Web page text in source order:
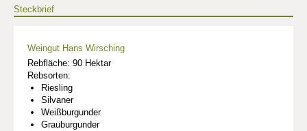
Steckbrief
Weingut Hans Wirsching
Rebfläche: 90 Hektar
Rebsorten:
Riesling
Silvaner
Weißburgunder
Grauburgunder